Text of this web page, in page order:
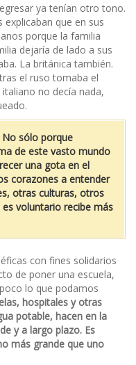
ya tenían otro tono.
que en sus
porque la familia
dejaría de lado a sus
La británica también.
el ruso tomaba el
no decía nada,
No sólo porque
de este vasto mundo
una gota en el
corazones a entender
otras culturas, otros
voluntario recibe más
con fines solidarios
de poner una escuela,
lo que podamos
hospitales y otras
potable, hacen en la
y a largo plazo. Es
más grande que uno